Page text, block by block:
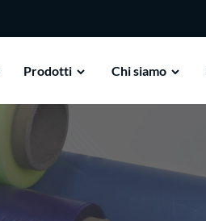
Prodotti Chi siamo